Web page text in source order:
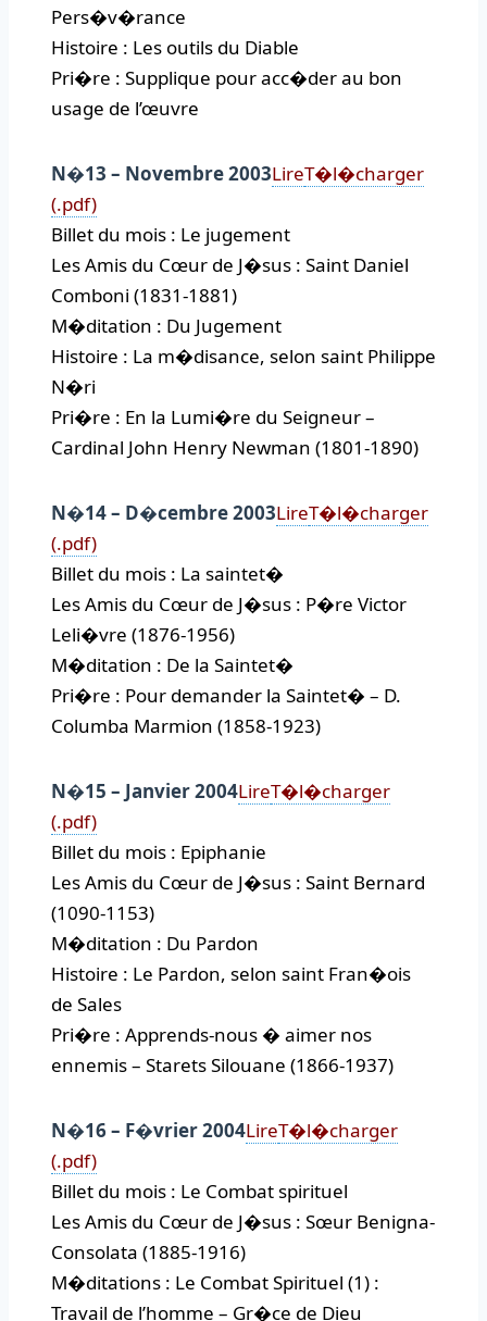
Pers�v�rance
Histoire : Les outils du Diable
Pri�re : Supplique pour acc�der au bon
usage de l’œuvre
N�13 – Novembre 2003LireT�l�charger
(.pdf)
Billet du mois : Le jugement
Les Amis du Cœur de J�sus : Saint Daniel
Comboni (1831-1881)
M�ditation : Du Jugement
Histoire : La m�disance, selon saint Philippe
N�ri
Pri�re : En la Lumi�re du Seigneur –
Cardinal John Henry Newman (1801-1890)
N�14 – D�cembre 2003LireT�l�charger
(.pdf)
Billet du mois : La saintet�
Les Amis du Cœur de J�sus : P�re Victor
Leli�vre (1876-1956)
M�ditation : De la Saintet�
Pri�re : Pour demander la Saintet� – D.
Columba Marmion (1858-1923)
N�15 – Janvier 2004LireT�l�charger
(.pdf)
Billet du mois : Epiphanie
Les Amis du Cœur de J�sus : Saint Bernard
(1090-1153)
M�ditation : Du Pardon
Histoire : Le Pardon, selon saint Fran�ois
de Sales
Pri�re : Apprends-nous � aimer nos
ennemis – Starets Silouane (1866-1937)
N�16 – F�vrier 2004LireT�l�charger
(.pdf)
Billet du mois : Le Combat spirituel
Les Amis du Cœur de J�sus : Sœur Benigna-
Consolata (1885-1916)
M�ditations : Le Combat Spirituel (1) :
Travail de l’homme – Gr�ce de Dieu